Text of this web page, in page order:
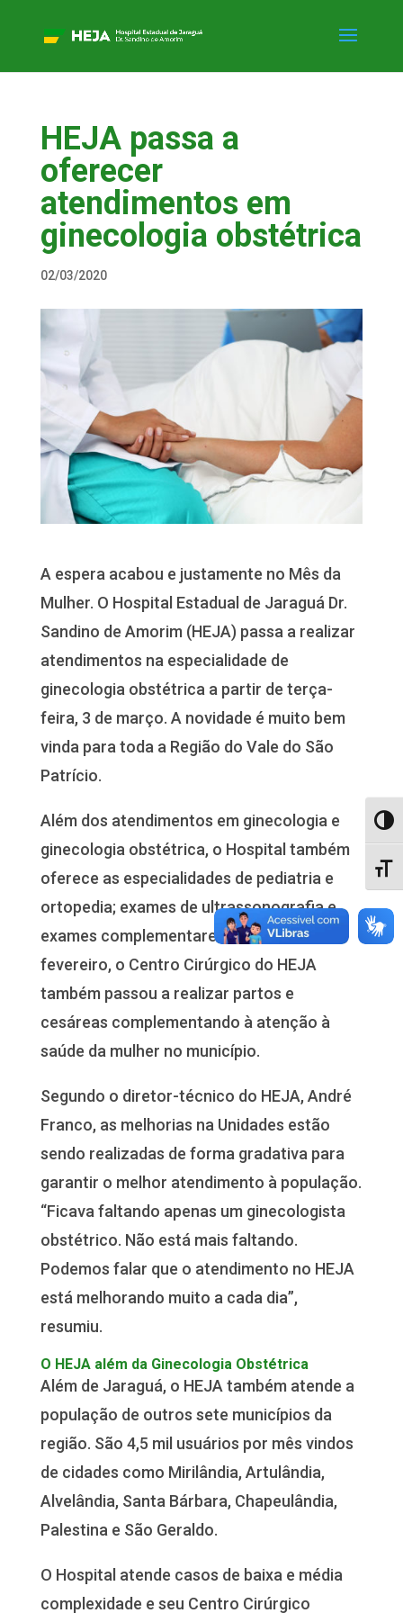
HEJA passa a
oferecer
atendimentos em
ginecologia obstétrica
02/03/2020
A espera acabou e justamente no Mês da
Mulher. O Hospital Estadual de Jaraguá Dr.
Sandino de Amorim (HEJA) passa a realizar
atendimentos na especialidade de
ginecologia obstétrica a partir de terça-
feira, 3 de março. A novidade é muito bem
vinda para toda a Região do Vale do São
Patrício.
Além dos atendimentos em ginecologia e
ginecologia obstétrica, o Hospital também
oferece as especialidades de pediatria e
ortopedia; exames de ultrassonografia e
exames complementares. No mês de
fevereiro, o Centro Cirúrgico do HEJA
também passou a realizar partos e
cesáreas complementando à atenção à
saúde da mulher no município.
Segundo o diretor-técnico do HEJA, André
Franco, as melhorias na Unidades estão
sendo realizadas de forma gradativa para
garantir o melhor atendimento à população.
“Ficava faltando apenas um ginecologista
obstétrico. Não está mais faltando.
Podemos falar que o atendimento no HEJA
está melhorando muito a cada dia”,
resumiu.
O HEJA além da Ginecologia Obstétrica
Além de Jaraguá, o HEJA também atende a
população de outros sete municípios da
região. São 4,5 mil usuários por mês vindos
de cidades como Mirilândia, Artulândia,
Alvelândia, Santa Bárbara, Chapeulândia,
Palestina e São Geraldo.
O Hospital atende casos de baixa e média
complexidade e seu Centro Cirúrgico